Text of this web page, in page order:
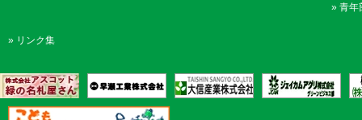
» 青年
» リンク集